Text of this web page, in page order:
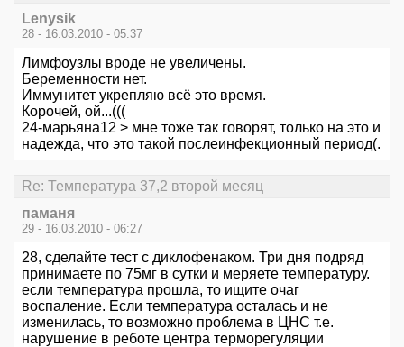
Lenysik
28 - 16.03.2010 - 05:37
Лимфоузлы вроде не увеличены.
Беременности нет.
Иммунитет укрепляю всё это время.
Корочей, ой...(((
24-марьяна12 > мне тоже так говорят, только на это и
надежда, что это такой послеинфекционный период(.
Re: Температура 37,2 второй месяц
паманя
29 - 16.03.2010 - 06:27
28, сделайте тест с диклофенаком. Три дня подряд
принимаете по 75мг в сутки и меряете температуру.
если температура прошла, то ищите очаг
воспаление. Если температура осталась и не
изменилась, то возможно проблема в ЦНС т.е.
нарушение в реботе центра терморегуляции